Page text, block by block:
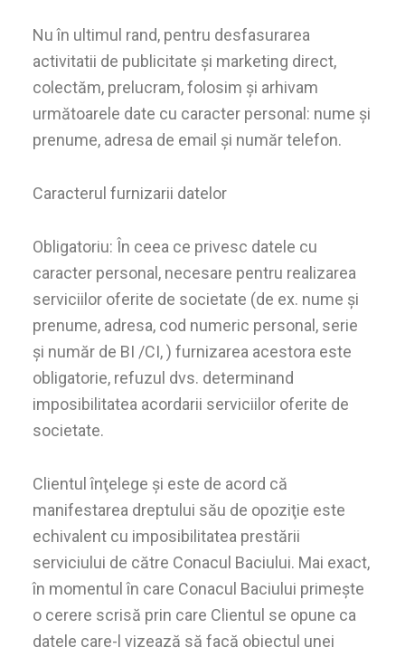
Nu în ultimul rand, pentru desfasurarea
activitatii de publicitate și marketing direct,
colectăm, prelucram, folosim și arhivam
următoarele date cu caracter personal: nume și
prenume, adresa de email și număr telefon.
Caracterul furnizarii datelor
Obligatoriu: În ceea ce privesc datele cu
caracter personal, necesare pentru realizarea
serviciilor oferite de societate (de ex. nume şi
prenume, adresa, cod numeric personal, serie
şi număr de BI /CI, ) furnizarea acestora este
obligatorie, refuzul dvs. determinand
imposibilitatea acordarii serviciilor oferite de
societate.
Clientul înţelege şi este de acord că
manifestarea dreptului său de opoziţie este
echivalent cu imposibilitatea prestării
serviciului de către Conacul Baciului. Mai exact,
în momentul în care Conacul Baciului primeşte
o cerere scrisă prin care Clientul se opune ca
datele care-l vizează să facă obiectul unei